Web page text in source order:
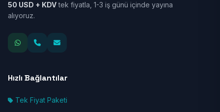
50 USD + KDVtek fiyatla, 1-3 iş günü içinde yayına
alıyoruz.
Hızlı Bağlantılar
Tek Fiyat Paketi